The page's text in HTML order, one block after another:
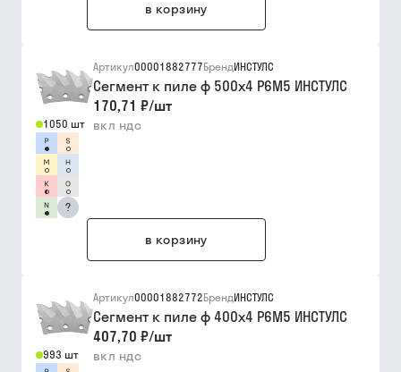
в корзину
1050 шт
?
Артикул00001882777БрендИНСТУЛС
Сегмент к пиле ф 500х4 Р6М5 ИНСТУЛС
170,71 ₽/шт
вкл ндс
в корзину
993 шт
Артикул00001882772БрендИНСТУЛС
Сегмент к пиле ф 400х4 Р6М5 ИНСТУЛС
407,70 ₽/шт
вкл ндс